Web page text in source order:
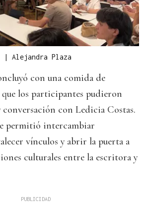
| Alejandra Plaza
con una comida de
los participantes pudieron
con Ledicia Costas.
permitió intercambiar
vínculos y abrir la puerta a
culturales entre la escritora y